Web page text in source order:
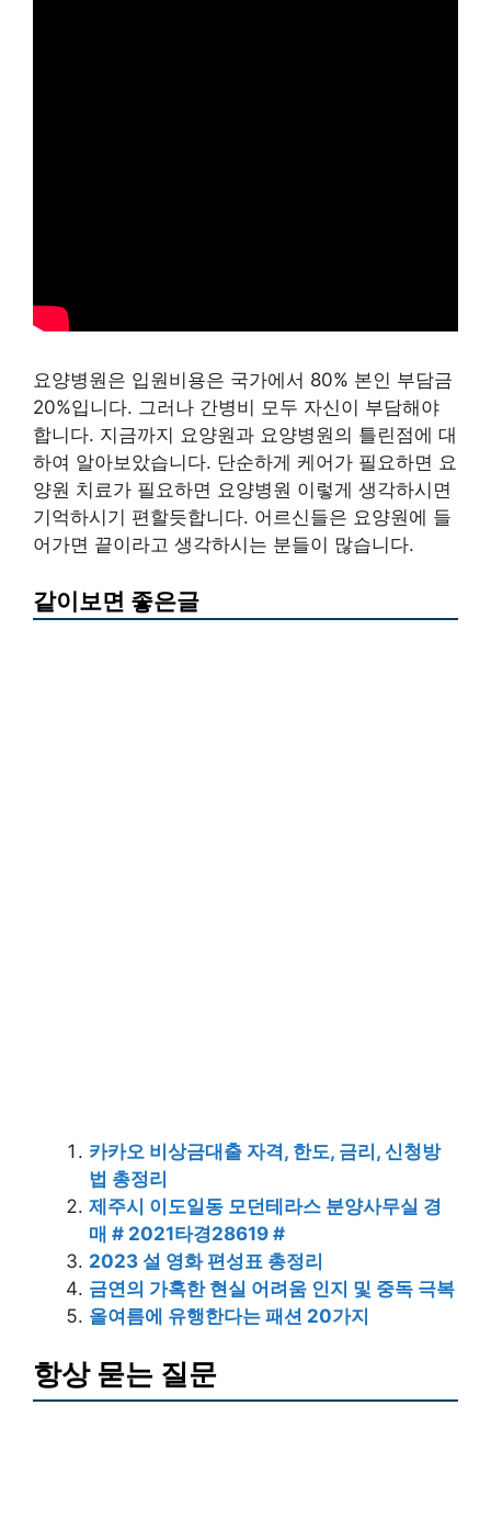
요양병원은 입원비용은 국가에서 80% 본인 부담금
20%입니다. 그러나 간병비 모두 자신이 부담해야
합니다. 지금까지 요양원과 요양병원의 틀린점에 대
하여 알아보았습니다. 단순하게 케어가 필요하면 요
양원 치료가 필요하면 요양병원 이렇게 생각하시면
기억하시기 편할듯합니다. 어르신들은 요양원에 들
어가면 끝이라고 생각하시는 분들이 많습니다.
같이보면 좋은글
카카오 비상금대출 자격, 한도, 금리, 신청방
법 총정리
제주시 이도일동 모던테라스 분양사무실 경
매 # 2021타경28619 #
2023 설 영화 편성표 총정리
금연의 가혹한 현실 어려움 인지 및 중독 극복
올여름에 유행한다는 패션 20가지
항상 묻는 질문